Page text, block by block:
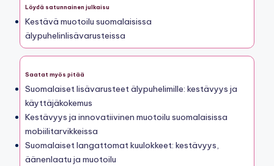
Löydä satunnainen julkaisu
Kestävä muotoilu suomalaisissa
älypuhelinlisävarusteissa
Saatat myös pitää
Suomalaiset lisävarusteet älypuhelimille: kestävyys ja
käyttäjäkokemus
Kestävyys ja innovatiivinen muotoilu suomalaisissa
mobiilitarvikkeissa
Suomalaiset langattomat kuulokkeet: kestävyys,
äänenlaatu ja muotoilu